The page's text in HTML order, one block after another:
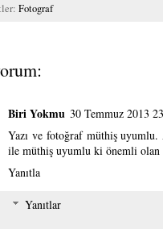
Fotograf
Biri Yokmu 30 Temmuz 2013
Yazı ve fotoğraf müthiş uyumlu.
ile müthiş uyumlu ki önemli olan
Yanıtla
Yanıtlar